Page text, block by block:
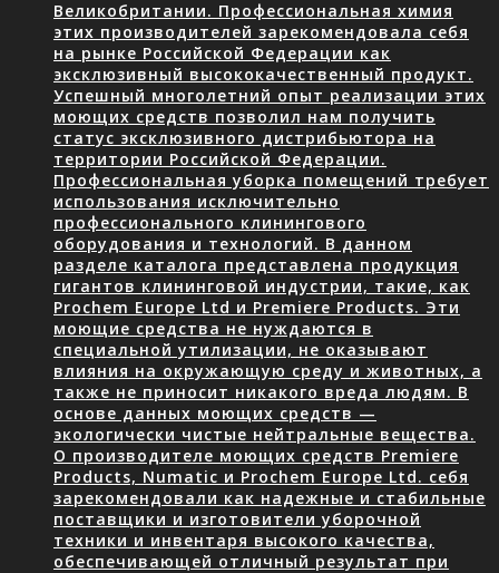
Великобритании. Профессиональная химия
этих производителей зарекомендовала себя
на рынке Российской Федерации как
эксклюзивный высококачественный продукт.
Успешный многолетний опыт реализации этих
моющих средств позволил нам получить
статус эксклюзивного дистрибьютора на
территории Российской Федерации.
Профессиональная уборка помещений требует
использования исключительно
профессионального клинингового
оборудования и технологий. В данном
разделе каталога представлена продукция
гигантов клининговой индустрии, такие, как
Prochem Europe Ltd и Premiere Products. Эти
моющие средства не нуждаются в
специальной утилизации, не оказывают
влияния на окружающую среду и животных, а
также не приносит никакого вреда людям. В
основе данных моющих средств —
экологически чистые нейтральные вещества.
О производителе моющих средств Premiere
Products, Numatic и Prochem Europe Ltd. себя
зарекомендовали как надежные и стабильные
поставщики и изготовители уборочной
техники и инвентаря высокого качества,
обеспечивающей отличный результат при